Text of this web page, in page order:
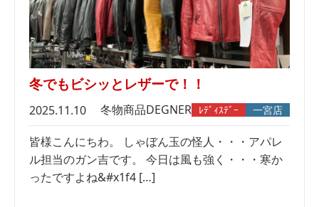
冬でもビシッとレザーで！！
2025.11.10 冬物商品DEGNER ﾚﾃﾞｨｽﾃﾞｰ 一宮店
皆様こんにちわ。 しゃぼん玉の怪人・・・アパレ
ル担当のガン吉です。 今日は風も強く・・・寒か
ったですよね&#x1f4 […]